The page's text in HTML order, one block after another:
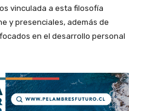
vinculada a esta filosofía
y presenciales, además de
en el desarrollo personal